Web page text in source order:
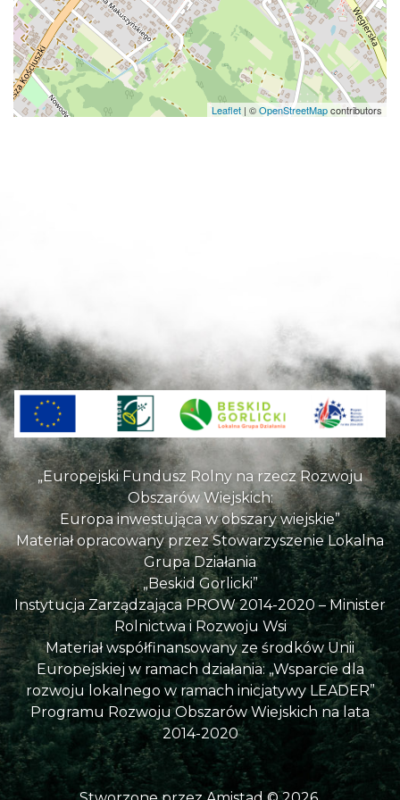
Leaflet | ©OpenStreetMapcontributors
„Europejski Fundusz Rolny na rzecz Rozwoju
Obszarów Wiejskich:
Europa inwestująca w obszary wiejskie”
Materiał opracowany przez Stowarzyszenie Lokalna
Grupa Działania
„Beskid Gorlicki”
Instytucja Zarządzająca PROW 2014-2020 – Minister
Rolnictwa i Rozwoju Wsi
Materiał współfinansowany ze środków Unii
Europejskiej w ramach działania: „Wsparcie dla
rozwoju lokalnego w ramach inicjatywy LEADER”
Programu Rozwoju Obszarów Wiejskich na lata
2014-2020